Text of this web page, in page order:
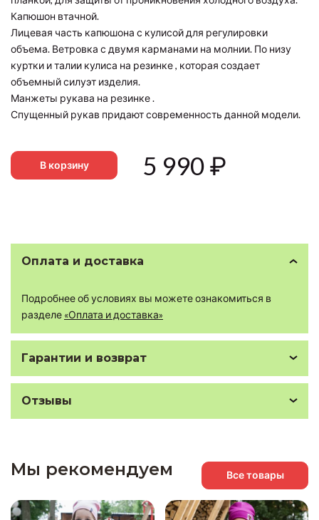
Капюшон втачной.
Лицевая часть капюшона с кулисой для регулировки
объема. Ветровка с двумя карманами на молнии. По низу
куртки и талии кулиса на резинке , которая создает
объемный силуэт изделия.
Манжеты рукава на резинке .
Спущенный рукав придают современность данной модели.
В корзину 5 990₽
Оплата и доставка
Подробнее об условиях вы можете ознакомиться в
разделе «Оплата и доставка»
Гарантии и возврат
Отзывы
Мы рекомендуем Все товары